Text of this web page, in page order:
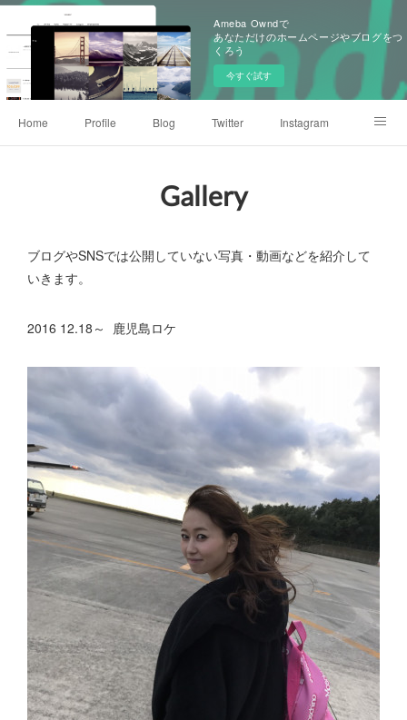
Ameba Owndで
あなただけのホームページやブログをつ
くろう
今すぐ試す
Home Profile Blog Twitter Instagram
Gallery
ブログやSNSでは公開していない写真・動画などを紹介して
いきます。
2016 12.18～ 鹿児島ロケ